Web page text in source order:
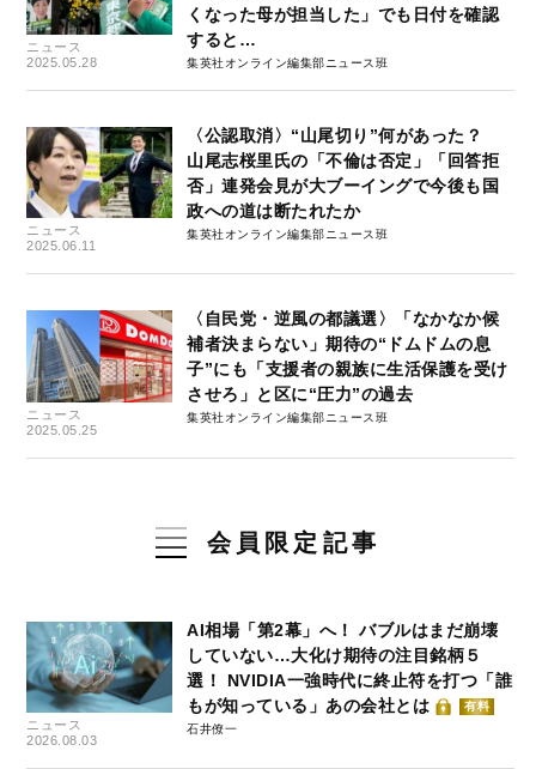
ニュース
2025.05.28
くなった母が担当した」でも日付を確認
すると…
集英社オンライン編集部ニュース班
ニュース
2025.06.11
〈公認取消〉“山尾切り”何があった？
山尾志桜里氏の「不倫は否定」「回答拒
否」連発会見が大ブーイングで今後も国
政への道は断たれたか
集英社オンライン編集部ニュース班
ニュース
2025.05.25
〈自民党・逆風の都議選〉「なかなか候
補者決まらない」期待の“ドムドムの息
子”にも「支援者の親族に生活保護を受け
させろ」と区に“圧力”の過去
集英社オンライン編集部ニュース班
会員限定記事
ニュース
2026.08.03
AI相場「第2幕」へ！ バブルはまだ崩壊
していない…大化け期待の注目銘柄５
選！ NVIDIA一強時代に終止符を打つ「誰
もが知っている」あの会社とは
有料
石井僚一